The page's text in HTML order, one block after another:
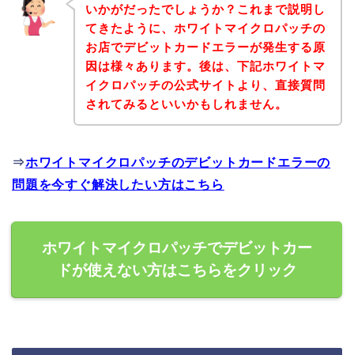
いかがだったでしょうか？これまで説明し
てきたように、ホワイトマイクロパッチの
お店でデビットカードエラーが発生する原
因は様々あります。後は、下記ホワイトマ
イクロパッチの公式サイトより、直接質問
されてみるといいかもしれません。
⇒ホワイトマイクロパッチのデビットカードエラーの
問題を今すぐ解決したい方はこちら
ホワイトマイクロパッチでデビットカー
ドが使えない方はこちらをクリック